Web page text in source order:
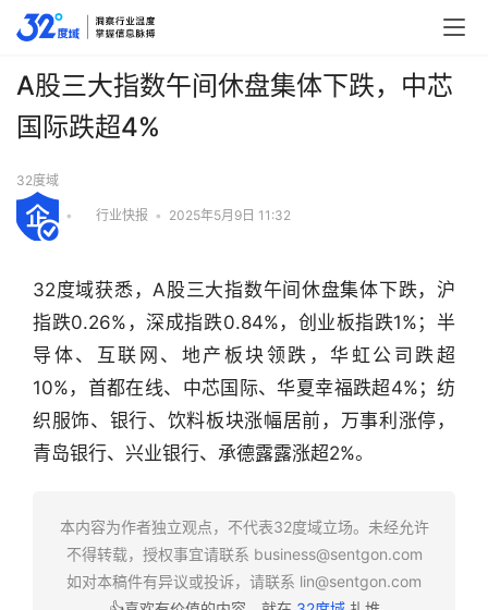
行
业
A股三大指数午间休盘集体下跌，中芯
国际跌超4%
32度域
• 行业快报 • 2025年5月9日 11:32
32度域获悉，A股三大指数午间休盘集体下跌，沪
指跌0.26%，深成指跌0.84%，创业板指跌1%；半
导体、互联网、地产板块领跌，华虹公司跌超
10%，首都在线、中芯国际、华夏幸福跌超4%；纺
织服饰、银行、饮料板块涨幅居前，万事利涨停，
青岛银行、兴业银行、承德露露涨超2%。
本内容为作者独立观点，不代表32度域立场。未经允许
不得转载，授权事宜请联系 business@sentgon.com
如对本稿件有异议或投诉，请联系 lin@sentgon.com